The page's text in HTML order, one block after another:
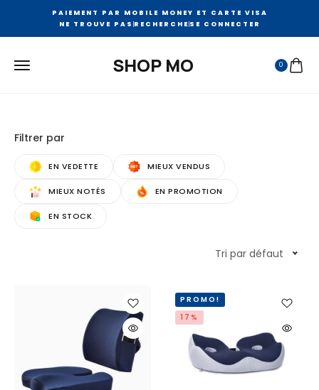
PAIEMENT PAR MOBILE MONEY ET CARTE VISA
NE TROUVE PAS RECHERCHESE CONNECTER
SHOP MO 0
Filtrer par
EN VEDETTE MIEUX VENDUS
MIEUX NOTÉS EN PROMOTION
EN STOCK
Tri par défaut
PROMO!
17%